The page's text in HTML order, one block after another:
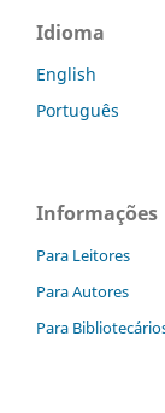
Idioma
English
Português
Informações
Para Leitores
Para Autores
Para